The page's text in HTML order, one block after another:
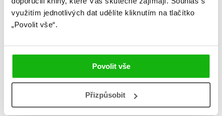
využitím jednotlivých dat udělíte kliknutím na tlačítko
„Povolit vše“.
Povolit vše
Přizpůsobit
Kroniky Černé čarodějky
Kroniky Deštné divočiny
Kroniky hladových měst
Kroniky Pozůstalých
Láska ve střihu cosplaye
Laskavý jed
Lískový les Litersum
Lunasterové
magie Magisterium
Magnus Chase